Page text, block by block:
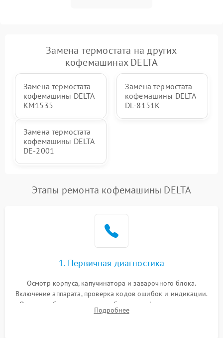
Замена термостата на других
кофемашинах DELTA
Замена термостата
кофемашины DELTA
KM1535
Замена термостата
кофемашины DELTA
DL-8151K
Замена термостата
кофемашины DELTA
DE-2001
Этапы ремонта кофемашины DELTA
1. Первичная диагностика
Осмотр корпуса, капучинатора и заварочного блока.
Включение аппарата, проверка кодов ошибок и индикации.
Оценка работы помпы, термоблока и кофемолки на слух.
Измерение температуры и давления воды для выявления
Подробнее